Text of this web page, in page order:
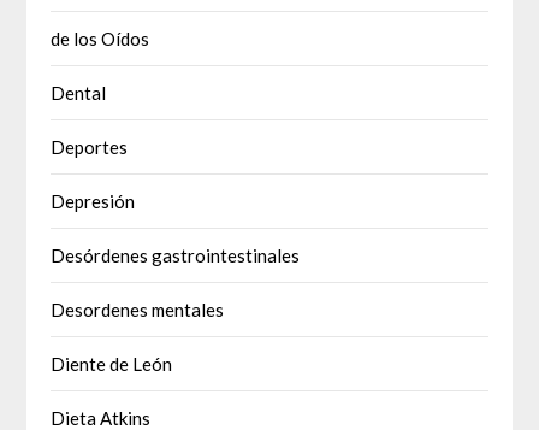
de los Oídos
Dental
Deportes
Depresión
Desórdenes gastrointestinales
Desordenes mentales
Diente de León
Dieta Atkins